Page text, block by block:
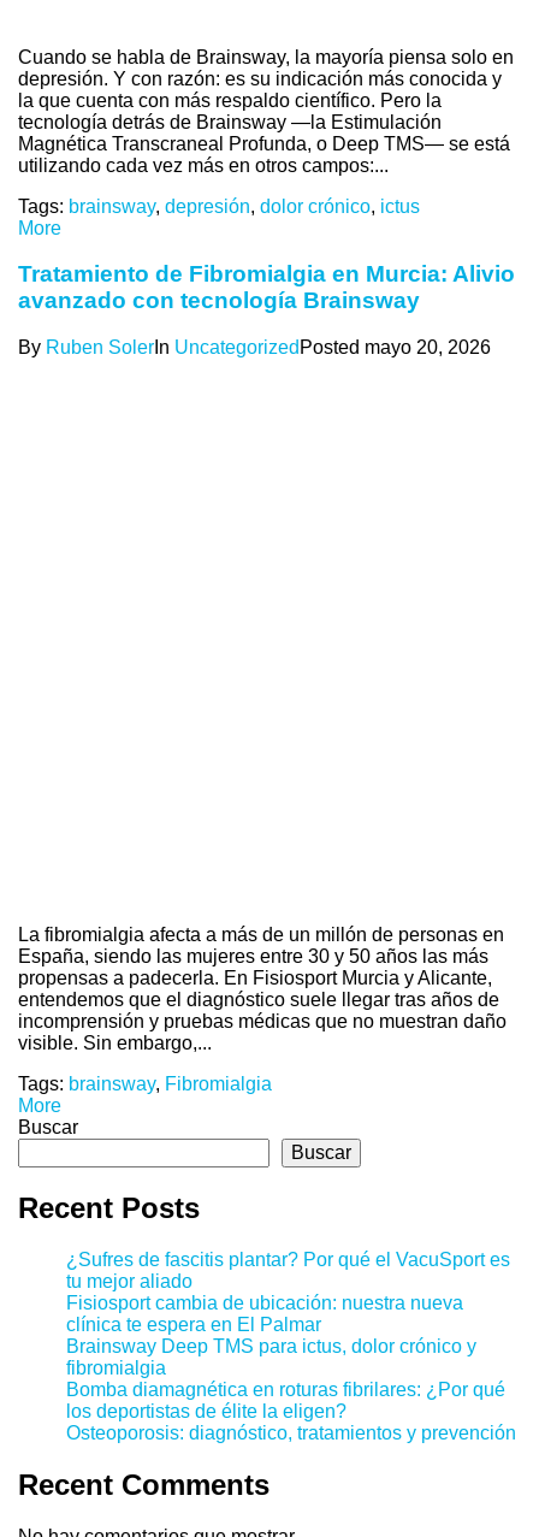
Cuando se habla de Brainsway, la mayoría piensa solo en
depresión. Y con razón: es su indicación más conocida y
la que cuenta con más respaldo científico. Pero la
tecnología detrás de Brainsway —la Estimulación
Magnética Transcraneal Profunda, o Deep TMS— se está
utilizando cada vez más en otros campos:...
Tags: brainsway, depresión, dolor crónico, ictus
More
Tratamiento de Fibromialgia en Murcia: Alivio
avanzado con tecnología Brainsway
By Ruben Soler In Uncategorized Posted mayo 20, 2026
La fibromialgia afecta a más de un millón de personas en
España, siendo las mujeres entre 30 y 50 años las más
propensas a padecerla. En Fisiosport Murcia y Alicante,
entendemos que el diagnóstico suele llegar tras años de
incomprensión y pruebas médicas que no muestran daño
visible. Sin embargo,...
Tags: brainsway, Fibromialgia
More
Buscar
Buscar
Recent Posts
¿Sufres de fascitis plantar? Por qué el VacuSport es
tu mejor aliado
Fisiosport cambia de ubicación: nuestra nueva
clínica te espera en El Palmar
Brainsway Deep TMS para ictus, dolor crónico y
fibromialgia
Bomba diamagnética en roturas fibrilares: ¿Por qué
los deportistas de élite la eligen?
Osteoporosis: diagnóstico, tratamientos y prevención
Recent Comments